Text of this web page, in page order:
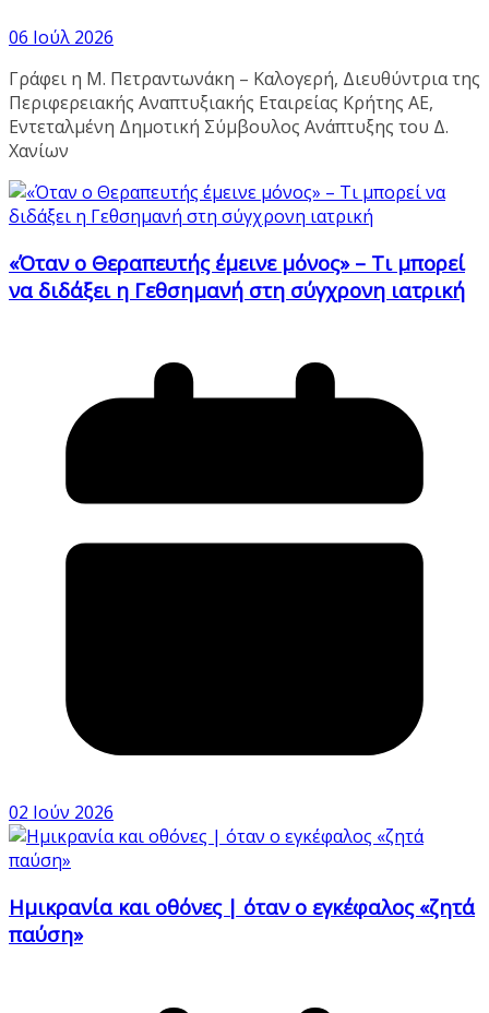
06 Ιούλ 2026
Γράφει η Μ. Πετραντωνάκη – Καλογερή, Διευθύντρια της
Περιφερειακής Αναπτυξιακής Εταιρείας Κρήτης ΑΕ,
Εντεταλμένη Δημοτική Σύμβουλος Ανάπτυξης του Δ.
Χανίων
«Όταν ο Θεραπευτής έμεινε μόνος» – Τι μπορεί
να διδάξει η Γεθσημανή στη σύγχρονη ιατρική
02 Ιούν 2026
Ημικρανία και οθόνες | όταν ο εγκέφαλος «ζητά
παύση»